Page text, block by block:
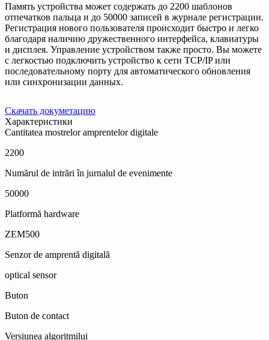
Память устройства может содержать до 2200 шаблонов
отпечатков пальца и до 50000 записей в журнале регистрации.
Регистрация нового пользователя происходит быстро и легко
благодаря наличию дружественного интерфейса, клавиатуры
и дисплея. Управление устройством также просто. Вы можете
с легкостью подключить устройство к сети TCP/IP или
последовательному порту для автоматического обновления
или синхронизации данных.
Скачать докуметацию
Характеристики
Cantitatea mostrelor amprentelor digitale
2200
Numărul de intrări în jurnalul de evenimente
50000
Platformă hardware
ZEM500
Senzor de amprentă digitală
оptical sensor
Buton
Buton de contact
Versiunea algoritmilui